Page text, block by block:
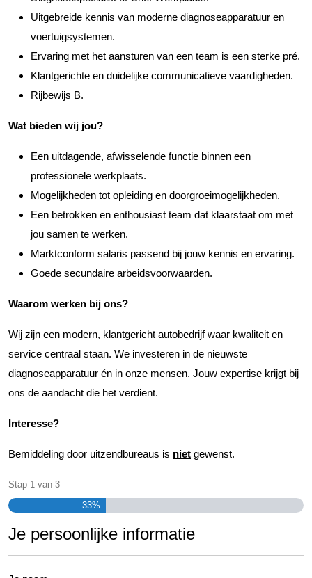
Uitgebreide kennis van moderne diagnoseapparatuur en
voertuigsystemen.
Ervaring met het aansturen van een team is een sterke pré.
Klantgerichte en duidelijke communicatieve vaardigheden.
Rijbewijs B.
Wat bieden wij jou?
Een uitdagende, afwisselende functie binnen een
professionele werkplaats.
Mogelijkheden tot opleiding en doorgroeimogelijkheden.
Een betrokken en enthousiast team dat klaarstaat om met
jou samen te werken.
Marktconform salaris passend bij jouw kennis en ervaring.
Goede secundaire arbeidsvoorwaarden.
Waarom werken bij ons?
Wij zijn een modern, klantgericht autobedrijf waar kwaliteit en
service centraal staan. We investeren in de nieuwste
diagnoseapparatuur én in onze mensen. Jouw expertise krijgt bij
ons de aandacht die het verdient.
Interesse?
Bemiddeling door uitzendbureaus is niet gewenst.
Stap 1 van 3
33%
Je persoonlijke informatie